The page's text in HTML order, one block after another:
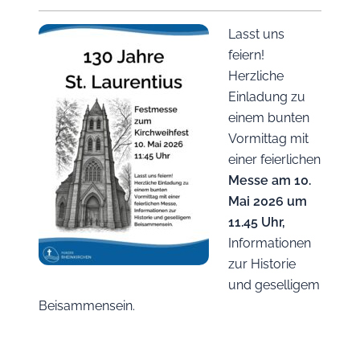
Lasst uns
feiern!
Herzliche
Einladung zu
einem bunten
Vormittag mit
einer feierlichen
Messe am 10.
Mai 2026 um
11.45 Uhr,
Informationen
zur Historie
und geselligem
Beisammensein.